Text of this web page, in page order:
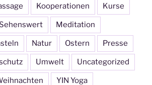
Kooperationen Kurse
Meditation
Natur Ostern Presse
Umwelt Uncategorized
YIN Yoga